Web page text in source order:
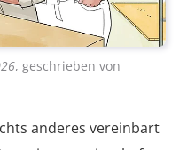
, geschrieben von
anderes vereinbart